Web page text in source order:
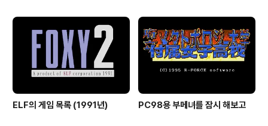
ELF의 게임 목록 (1991년) PC98용 부메녀를 잠시 해보고